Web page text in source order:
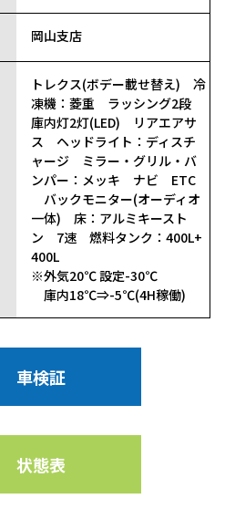
岡山支店
トレクス(ボデー載せ替え) 冷
凍機：菱重 ラッシング2段
庫内灯2灯(LED) リアエアサ
ス ヘッドライト：ディスチ
ャージ ミラー・グリル・バ
ンパー：メッキ ナビ ETC
バックモニター(オーディオ
一体) 床：アルミキースト
ン 7速 燃料タンク：400L+
400L
※外気20℃ 設定-30℃
庫内18℃⇒-5℃(4H稼働)
車検証
状態表